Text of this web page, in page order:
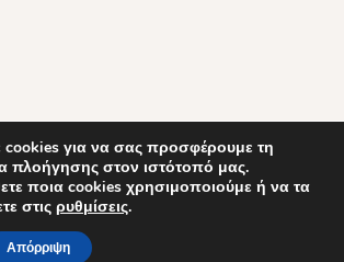
© 2024 :: decobebe.gr
για να σας προσφέρουμε τη
πλοήγησης στον ιστότοπό μας.
ποια cookies χρησιμοποιούμε ή να τα
στις ρυθμίσεις.
Απόρριψη